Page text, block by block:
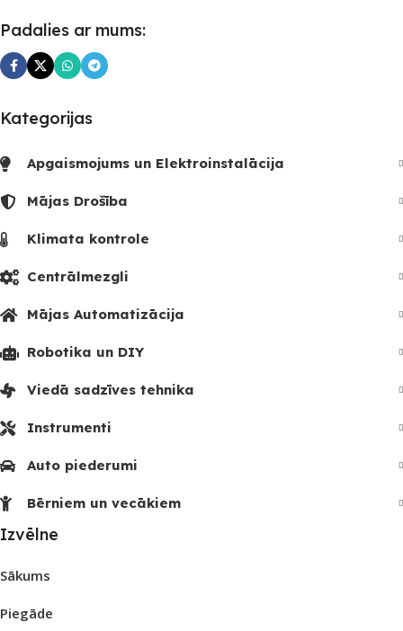
UZREIZ PIEEJAMAIS
Padalies ar mums:
Kategorijas
Apgaismojums un Elektroinstalācija
Mājas Drošība
Klimata kontrole
Centrālmezgli
Mājas Automatizācija
Robotika un DIY
Viedā sadzīves tehnika
Instrumenti
Auto piederumi
Bērniem un vecākiem
Izvēlne
Sākums
Piegāde